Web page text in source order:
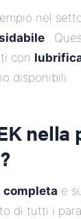
nel
.
con
disponibili.
e
di tutti i